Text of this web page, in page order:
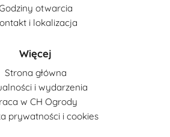
otwarcia
i lokalizacja
Więcej
Strona główna
i wydarzenia
w CH Ogrody
prywatności i cookies